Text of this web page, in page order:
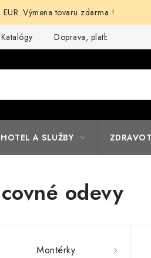
Výmena tovaru zdarma !
Katalógy Doprava, platba a zľavy
HOTEL A SLUŽBY
odevy
Montérky